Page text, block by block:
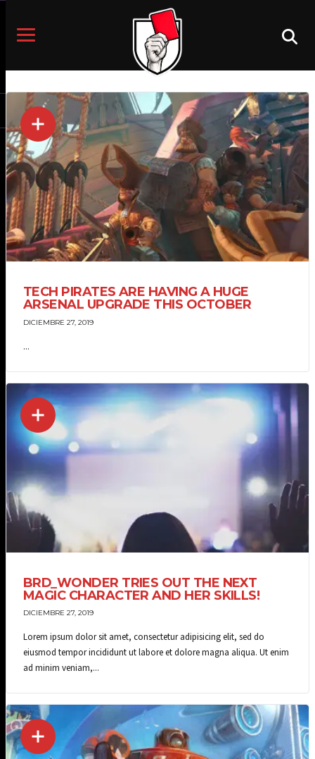
TECH PIRATES ARE HAVING A HUGE
ARSENAL UPGRADE THIS OCTOBER
DICIEMBRE 27, 2019
...
BRD_WONDER TRIES OUT THE NEXT
MAGIC CHARACTER AND HER SKILLS!
DICIEMBRE 27, 2019
Lorem ipsum dolor sit amet, consectetur adipisicing elit, sed do
eiusmod tempor incididunt ut labore et dolore magna aliqua. Ut enim
ad minim veniam,...